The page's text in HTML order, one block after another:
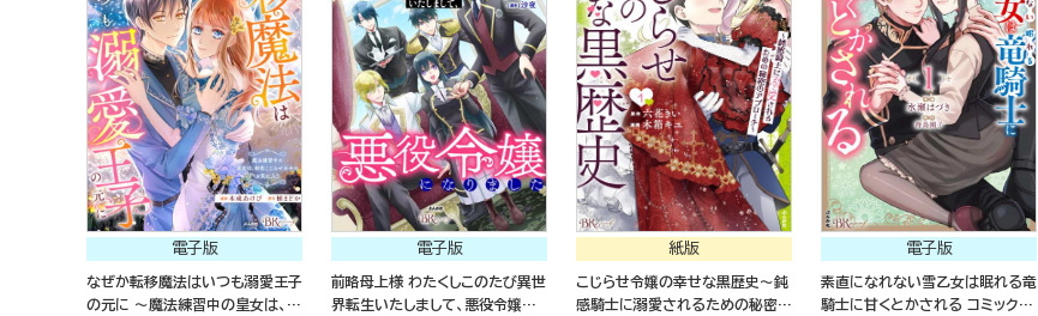
電子版
なぜか転移魔法はいつも溺愛王子
の元に ～魔法練習中の皇女は、初
電子版
前略母上様 わたくしこのたび異世
界転生いたしまして、悪役令嬢に
紙版
こじらせ令嬢の幸せな黒歴史～鈍
感騎士に溺愛されるための秘密の
電子版
素直になれない雪乙女は眠れる竜
騎士に甘くとかされる コミック版